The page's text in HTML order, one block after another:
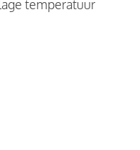
temperatuur